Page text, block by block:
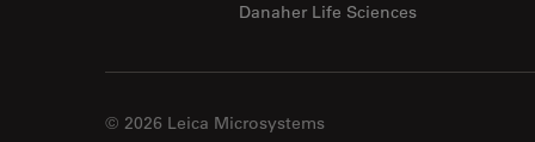
Danaher Life Sciences
© 2026 Leica Microsystems